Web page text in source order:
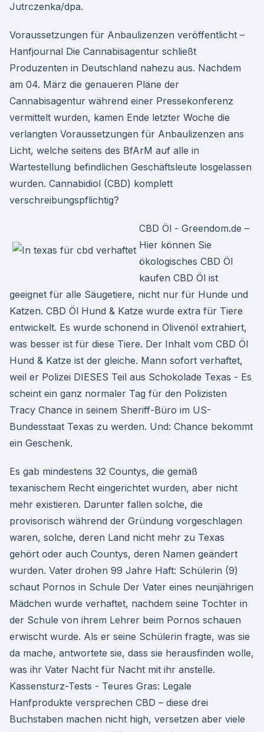
Jutrczenka/dpa.
Voraussetzungen für Anbaulizenzen veröffentlicht –
Hanfjournal Die Cannabisagentur schließt
Produzenten in Deutschland nahezu aus. Nachdem
am 04. März die genaueren Pläne der
Cannabisagentur während einer Pressekonferenz
vermittelt wurden, kamen Ende letzter Woche die
verlangten Voraussetzungen für Anbaulizenzen ans
Licht, welche seitens des BfArM auf alle in
Wartestellung befindlichen Geschäftsleute losgelassen
wurden. Cannabidiol (CBD) komplett
verschreibungspflichtig?
CBD Öl - Greendom.de –
Hier können Sie
ökologisches CBD Öl
kaufen CBD Öl ist
geeignet für alle Säugetiere, nicht nur für Hunde und
Katzen. CBD Öl Hund & Katze wurde extra für Tiere
entwickelt. Es wurde schonend in Olivenöl extrahiert,
was besser ist für diese Tiere. Der Inhalt vom CBD Öl
Hund & Katze ist der gleiche. Mann sofort verhaftet,
weil er Polizei DIESES Teil aus Schokolade Texas - Es
scheint ein ganz normaler Tag für den Polizisten
Tracy Chance in seinem Sheriff-Büro im US-
Bundesstaat Texas zu werden. Und: Chance bekommt
ein Geschenk.
Es gab mindestens 32 Countys, die gemäß
texanischem Recht eingerichtet wurden, aber nicht
mehr existieren. Darunter fallen solche, die
provisorisch während der Gründung vorgeschlagen
waren, solche, deren Land nicht mehr zu Texas
gehört oder auch Countys, deren Namen geändert
wurden. Vater drohen 99 Jahre Haft: Schülerin (9)
schaut Pornos in Schule Der Vater eines neunjährigen
Mädchen wurde verhaftet, nachdem seine Tochter in
der Schule von ihrem Lehrer beim Pornos schauen
erwischt wurde. Als er seine Schülerin fragte, was sie
da mache, antwortete sie, dass sie herausfinden wolle,
was ihr Vater Nacht für Nacht mit ihr anstelle.
Kassensturz-Tests - Teures Gras: Legale
Hanfprodukte versprechen CBD – diese drei
Buchstaben machen nicht high, versetzen aber viele